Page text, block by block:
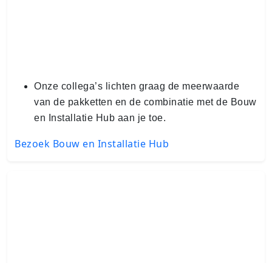
Onze collega’s lichten graag de meerwaarde
van de pakketten en de combinatie met de Bouw
en Installatie Hub aan je toe.
Bezoek Bouw en Installatie Hub